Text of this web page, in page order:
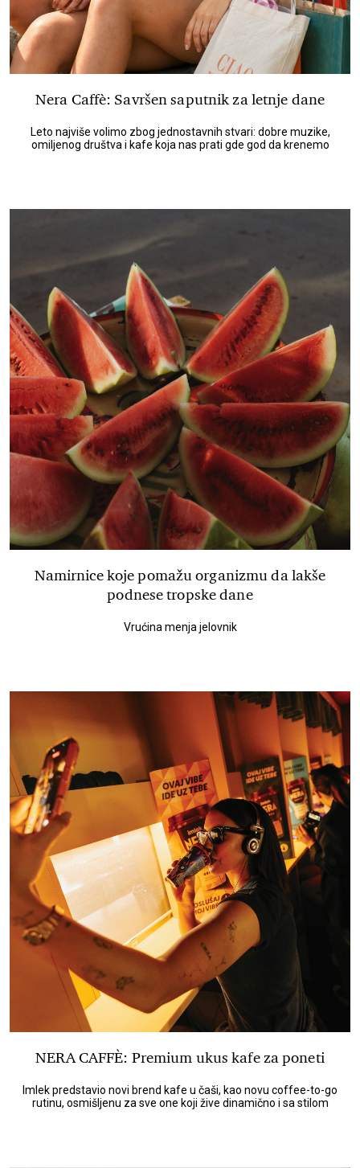
Nera Caffè: Savršen saputnik za letnje dane
Leto najviše volimo zbog jednostavnih stvari: dobre muzike,
omiljenog društva i kafe koja nas prati gde god da krenemo
Namirnice koje pomažu organizmu da lakše
podnese tropske dane
Vrućina menja jelovnik
NERA CAFFÈ: Premium ukus kafe za poneti
Imlek predstavio novi brend kafe u čaši, kao novu coffee-to-go
rutinu, osmišljenu za sve one koji žive dinamično i sa stilom